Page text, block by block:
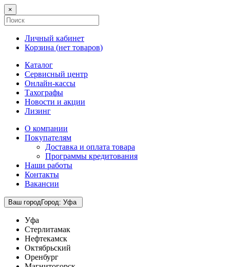
×
Личный кабинет
Корзина (нет товаров)
Каталог
Сервисный центр
Онлайн-кассы
Тахографы
Новости и акции
Лизинг
О компании
Покупателям
Доставка и оплата товара
Программы кредитования
Наши работы
Контакты
Вакансии
Ваш городГород: Уфа
Уфа
Стерлитамак
Нефтекамск
Октябрьский
Оренбург